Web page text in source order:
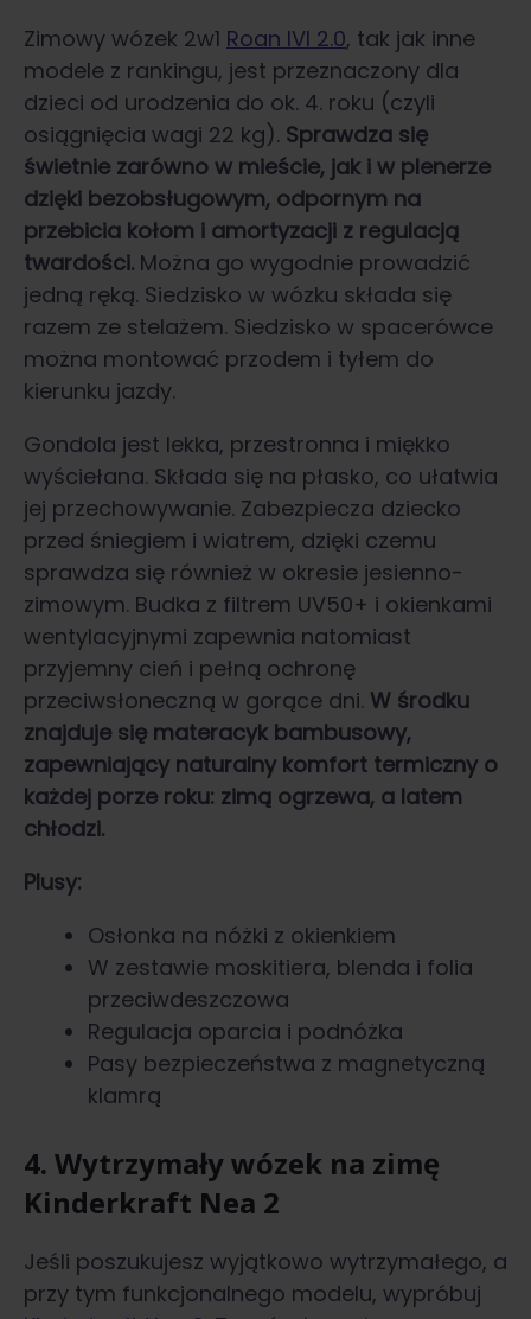
Zimowy wózek 2w1 Roan IVI 2.0, tak jak inne
modele z rankingu, jest przeznaczony dla
dzieci od urodzenia do ok. 4. roku (czyli
osiągnięcia wagi 22 kg). Sprawdza się
świetnie zarówno w mieście, jak i w plenerze
dzięki bezobsługowym, odpornym na
przebicia kołom i amortyzacji z regulacją
twardości. Można go wygodnie prowadzić
jedną ręką. Siedzisko w wózku składa się
razem ze stelażem. Siedzisko w spacerówce
można montować przodem i tyłem do
kierunku jazdy.
Gondola jest lekka, przestronna i miękko
wyściełana. Składa się na płasko, co ułatwia
jej przechowywanie. Zabezpiecza dziecko
przed śniegiem i wiatrem, dzięki czemu
sprawdza się również w okresie jesienno-
zimowym. Budka z filtrem UV50+ i okienkami
wentylacyjnymi zapewnia natomiast
przyjemny cień i pełną ochronę
przeciwsłoneczną w gorące dni. W środku
znajduje się materacyk bambusowy,
zapewniający naturalny komfort termiczny o
każdej porze roku: zimą ogrzewa, a latem
chłodzi.
Plusy:
Osłonka na nóżki z okienkiem
W zestawie moskitiera, blenda i folia
przeciwdeszczowa
Regulacja oparcia i podnóżka
Pasy bezpieczeństwa z magnetyczną
klamrą
4. Wytrzymały wózek na zimę
Kinderkraft Nea 2
Jeśli poszukujesz wyjątkowo wytrzymałego, a
przy tym funkcjonalnego modelu, wypróbuj